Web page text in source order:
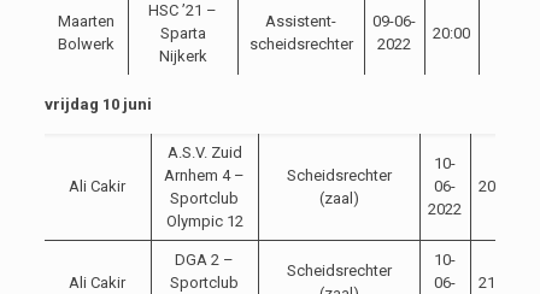
Maarten
Bolwerk
HSC ’21 –
Sparta
Nijkerk
Assistent-
scheidsrechter
09-06-
2022
20:00
vrijdag 10 juni
Ali Cakir
A.S.V. Zuid
Arnhem 4 –
Sportclub
Olympic 12
Scheidsrechter
(zaal)
10-
06-
2022
20:00
Ali Cakir
DGA 2 –
Sportclub
Scheidsrechter
10-
06-
21:00